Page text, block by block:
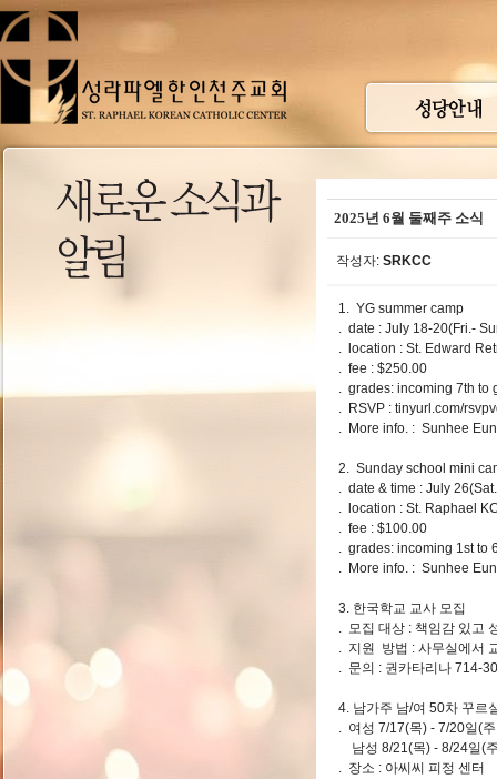
2025년 6월 둘째주 소식
작성자: SRKCC
1. YG summer camp
. date : July 18-20(Fri.-
. location : St. Edward
. fee : $250.00
. grades: incoming 7th to
. RSVP : tinyurl.com/
. More info. : Sunhee
2. Sunday school mini
. date & time : July
. location : St.
. fee : $100.00
. grades: incoming 1st to
. More info. : Sunhee
3. 한국학교 교사 모집
. 모집 대상 : 책임감 있고
. 지원 방법 : 사무실에서
. 문의 : 권카타리나 714-
4. 남가주 남/여 50차 꾸르
. 여성 7/17(목) - 7/20일(
남성 8/21(목) - 8/24일(
. 장소 : 아씨씨 피정 센터